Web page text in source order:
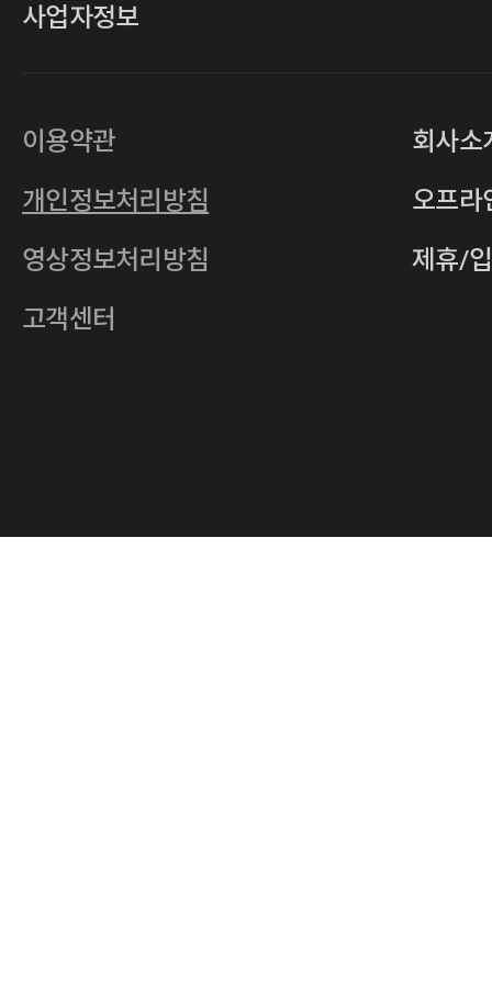
사업자정보
사업자등록번호
통신판매업 2011-서울중구-0149
주소 서울특별시 중구 다산로14길 12 (신당
호스팅사업자
이용약관
개인정보처리방침
영상정보처리방침
고객센터
회사소
오프라
제휴/